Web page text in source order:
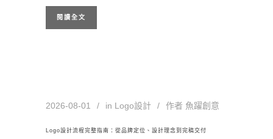
閱讀全文
2026-08-01 in Logo設計 作者 魚躍創意
Logo設計流程完整指南：從品牌定位、設計理念到完稿交付